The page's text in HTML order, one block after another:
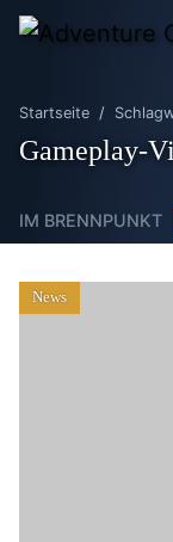
Startseite
Gameplay-
IM BRENNPUNKT
News